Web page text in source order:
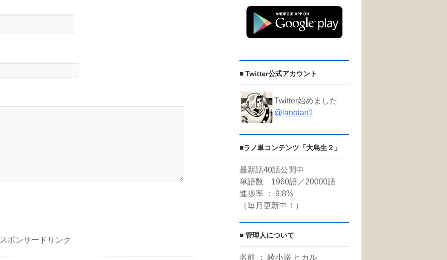
スポンサードリンク
■ Twitter公式アカウント
Twitter始めました
@lanotan1
■ラノ単コンテンツ「大島生２」
最新話40話公開中
単語数 1960語／20000語
進捗率 ： 9.8%
（毎月更新中！）
■ 管理人について
名前 ： 綾小路 ヒカル